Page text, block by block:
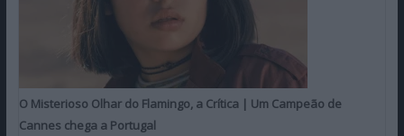
O Misterioso Olhar do Flamingo, a Crítica | Um Campeão de
Cannes chega a Portugal